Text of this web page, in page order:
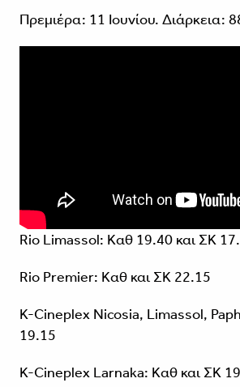
Πρεμιέρα: 11 Ιουνίου. Διάρκεια:
Rio Limassol: Καθ 19.40 και ΣΚ
Rio Premier: Καθ και ΣΚ 22.15
K-Cineplex Nicosia, Limassol,
19.15
K-Cineplex Larnaka: Καθ και ΣΚ